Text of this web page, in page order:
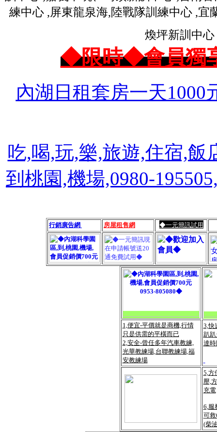
練中心 ,屏東龍泉海,陸戰隊訓練中心 ,
煥坪新訓中
◆限時◆會員獨
內湖日租套房一天1000
吃,喝,玩,樂,旅遊,住宿,飯
到桃園,機場,0980-
行銷廣告網 房屋租售網 ◆一元簡訊試用
1,便宜-平價就是商機,行情
只是供需的平橫而已
2,安全-曾任多年汽車教練,
光華教練場,台聯教練場,福
安教練場
3,快
趴
達時
5,方
壓,
充電
6,服
可
(柴